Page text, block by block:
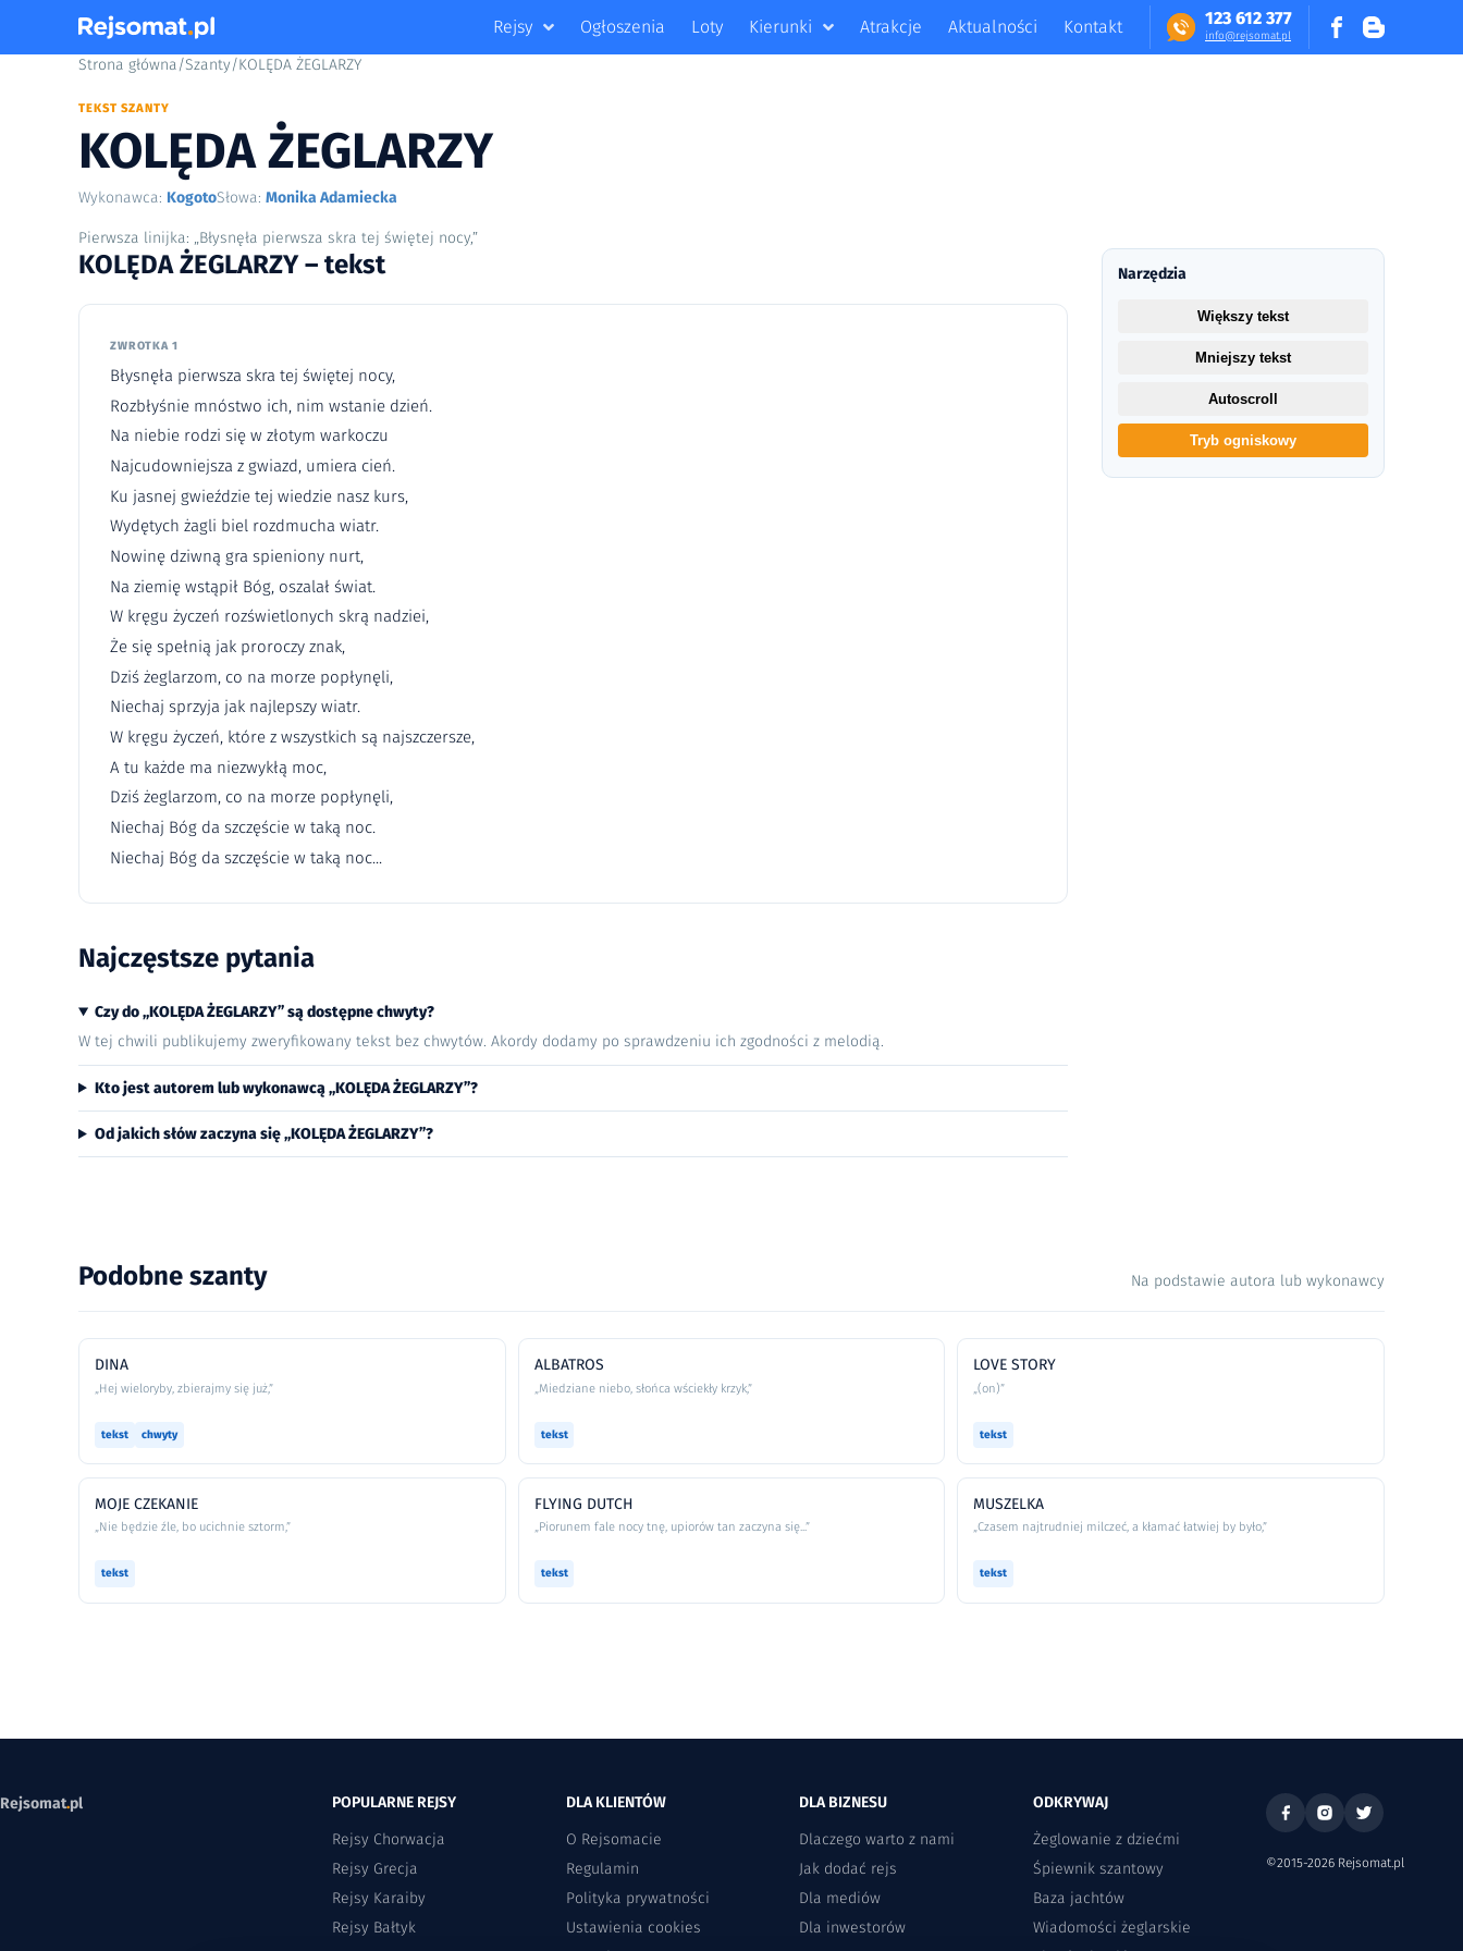
123 612 377
in​fo​@​​rej​somat​.​pl
Rejsy Ogłoszenia Loty Kierunki Atrakcje Aktualności Kontakt
Strona główna/Szanty/KOLĘDA ŻEGLARZY
TEKST SZANTY
KOLĘDA ŻEGLARZY
Wykonawca: KogotoSłowa: Monika Adamiecka
Pierwsza linijka: „Błysnęła pierwsza skra tej świętej nocy,”
KOLĘDA ŻEGLARZY – tekst
ZWROTKA 1
Błysnęła pierwsza skra tej świętej nocy,
Rozbłyśnie mnóstwo ich, nim wstanie dzień.
Na niebie rodzi się w złotym warkoczu
Najcudowniejsza z gwiazd, umiera cień.
Ku jasnej gwieździe tej wiedzie nasz kurs,
Wydętych żagli biel rozdmucha wiatr.
Nowinę dziwną gra spieniony nurt,
Na ziemię wstąpił Bóg, oszalał świat.
W kręgu życzeń rozświetlonych skrą nadziei,
Że się spełnią jak proroczy znak,
Dziś żeglarzom, co na morze popłynęli,
Niechaj sprzyja jak najlepszy wiatr.
W kręgu życzeń, które z wszystkich są najszczersze,
A tu każde ma niezwykłą moc,
Dziś żeglarzom, co na morze popłynęli,
Niechaj Bóg da szczęście w taką noc.
Niechaj Bóg da szczęście w taką noc...
Najczęstsze pytania
Czy do „KOLĘDA ŻEGLARZY” są dostępne chwyty?
W tej chwili publikujemy zweryfikowany tekst bez chwytów. Akordy dodamy po sprawdzeniu ich zgodności z melodią.
Kto jest autorem lub wykonawcą „KOLĘDA ŻEGLARZY”?
Od jakich słów zaczyna się „KOLĘDA ŻEGLARZY”?
Narzędzia
Większy tekst
Mniejszy tekst
Autoscroll
Tryb ogniskowy
Podobne szanty Na podstawie autora lub wykonawcy
DINA
„Hej wieloryby, zbierajmy się już,”
tekst chwyty
ALBATROS
„Miedziane niebo, słońca wściekły krzyk,”
tekst
LOVE STORY
„(on)”
tekst
MOJE CZEKANIE
„Nie będzie źle, bo ucichnie sztorm,”
tekst
FLYING DUTCH
„Piorunem fale nocy tnę, upiorów tan zaczyna się...”
tekst
MUSZELKA
„Czasem najtrudniej milczeć, a kłamać łatwiej by było,”
tekst
Rejsomat.pl
POPULARNE REJSY
Rejsy Chorwacja
Rejsy Grecja
Rejsy Karaiby
Rejsy Bałtyk
DLA KLIENTÓW
O Rejsomacie
Regulamin
Polityka prywatności
Ustawienia cookies
DLA BIZNESU
Dlaczego warto z nami
Jak dodać rejs
Dla mediów
Dla inwestorów
ODKRYWAJ
Żeglowanie z dziećmi
Śpiewnik szantowy
Baza jachtów
Wiadomości żeglarskie
©2015-2026 Rejsomat.pl